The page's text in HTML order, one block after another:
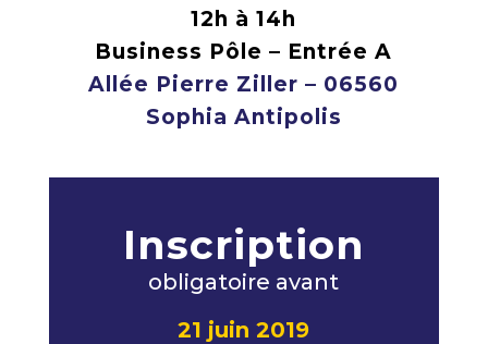
12h à 14h
Business Pôle – Entrée A
Allée Pierre Ziller – 06560
Sophia Antipolis
Inscription
obligatoire avant
21 juin 2019